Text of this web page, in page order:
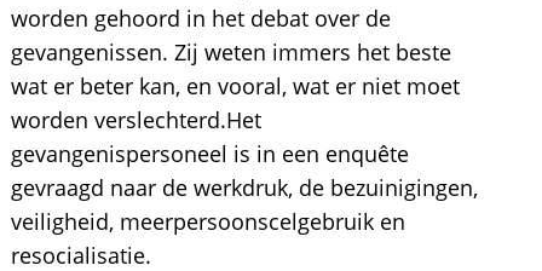
worden gehoord in het debat over de
gevangenissen. Zij weten immers het beste
wat er beter kan, en vooral, wat er niet moet
worden verslechterd.Het
gevangenispersoneel is in een enquête
gevraagd naar de werkdruk, de bezuinigingen,
veiligheid, meerpersoonscelgebruik en
resocialisatie.